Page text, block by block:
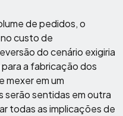
de pedidos, o
custo de
do cenário exigiria
a fabricação dos
mexer em um
sentidas em outra
todas as implicações de